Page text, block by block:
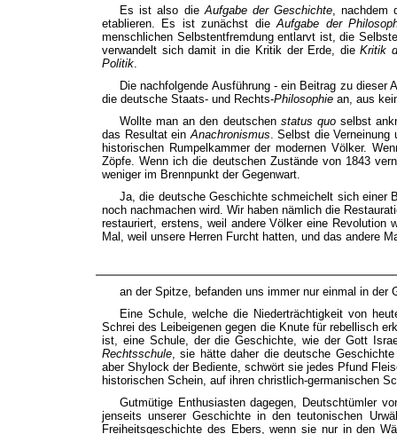
Es ist also dieAufgabe der Geschichte, nachdem
etablieren. Es ist zunächst dieAufgabe der
menschlichen Selbstentfremdung entlarvt ist, die
verwandelt sich damit in die Kritik der Erde, dieKritik
Politik.
Die nachfolgende Ausführung - ein Beitrag zu
die deutsche Staats- und Rechts-Philosophie an, aus
Wollte man an den deutschen status quoselbst
das Resultat einAnachronismus. Selbst die Verneinung
historischen Rumpelkammer der modernen Völker.
Zöpfe. Wenn ich die deutschen Zustände von 1843
weniger im Brennpunkt der Gegenwart.
Ja, die deutsche Geschichte schmeichelt sich einer
noch nachmachen wird. Wir haben nämlich die
restauriert, erstens, weil andere Völker eine Revolution
Mal, weil unsere Herren Furcht hatten, und das andere
an der Spitze, befanden uns immer nur einmal in
Eine Schule, welche die Niederträchtigkeit von
Schrei des Leibeigenen gegen die Knute für rebellisch
ist, eine Schule, der die Geschichte, wie der Gott
Rechtsschule, sie hätte daher die deutsche
aber Shylock der Bediente, schwört sie jedes Pfund
historischen Schein, auf ihren christlich-germanischen
Gutmütige Enthusiasten dagegen, Deutschtümler
jenseits unserer Geschichte in den teutonischen
Freiheitsgeschichte des Ebers, wenn sie nur in den